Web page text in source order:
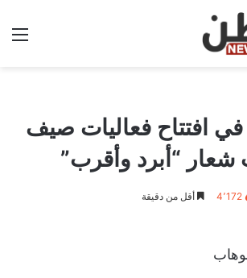
في افتتاح فعاليات صيف
4٬172 أقل من دقيقة